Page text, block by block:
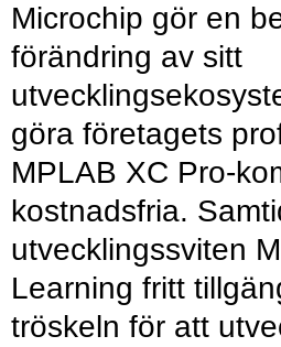
Microchip gör en
förändring av sitt
göra företagets
MPLAB XC Pro-
kostnadsfria.
utvecklingssviten
Learning fritt
tröskeln för att